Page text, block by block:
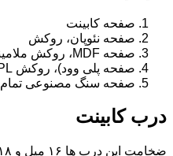
صفحه کابینت
صفحه نئوپان، روکش
صفحه MDF، روکش ملامینه
صفحه پلی وود)، روکش HPL
صفحه سنگ مصنوعی تمام
درب کابینت